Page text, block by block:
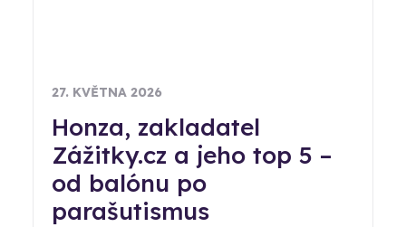
27. KVĚTNA 2026
Honza, zakladatel
Zážitky.cz a jeho top 5 –
od balónu po
parašutismus